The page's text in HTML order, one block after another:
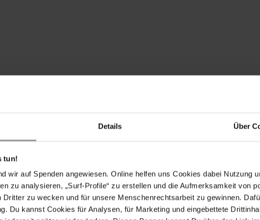
Details Über
tun!
wir auf Spenden angewiesen. Online helfen uns Cookies dabei Nutzung
zu analysieren, „Surf-Profile“ zu erstellen und die Aufmerksamkeit von
Dritter zu wecken und für unsere Menschenrechtsarbeit zu gewinnen.
Du kannst Cookies für Analysen, für Marketing und eingebettete
sich in der Antiterrorabteilung der Sicherheitskräfte
Folter und anderweitiger Misshandlung ausgesetzt
medizinischer Versorgung erhalten.
und wirksame Untersuchung der Folter- und